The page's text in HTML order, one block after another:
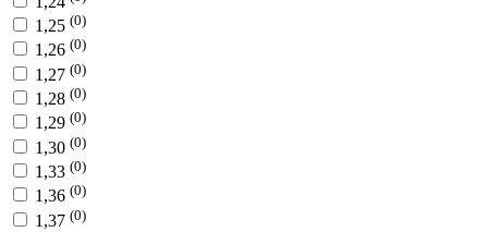
1,25 (0)
1,26 (0)
1,27 (0)
1,28 (0)
1,29 (0)
1,30 (0)
1,33 (0)
1,36 (0)
1,37 (0)